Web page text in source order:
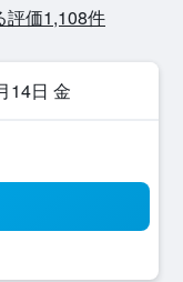
評価1,108​件
14日 金